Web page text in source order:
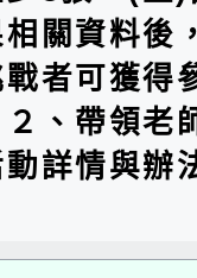
關資料後
者可獲得
、帶領老
詳情與辦